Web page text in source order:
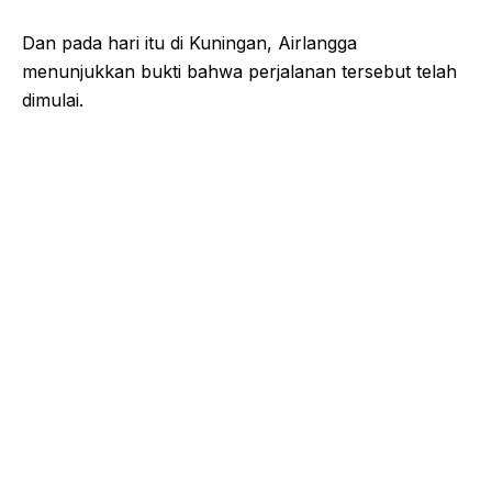
Dan pada hari itu di Kuningan, Airlangga
menunjukkan bukti bahwa perjalanan tersebut telah
dimulai.